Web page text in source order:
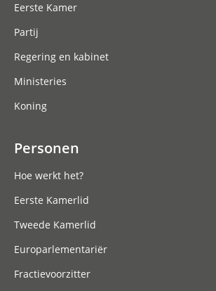
Eerste Kamer
Partij
Regering en kabinet
Ministeries
Koning
Personen
Hoe werkt het?
Eerste Kamerlid
Tweede Kamerlid
Europarlementariër
Fractievoorzitter